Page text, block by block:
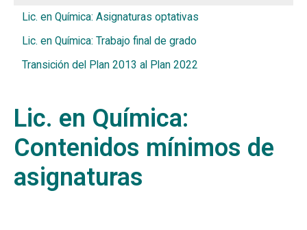
Lic. en Química: Asignaturas optativas
Lic. en Química: Trabajo final de grado
Transición del Plan 2013 al Plan 2022
Lic. en Química:
Contenidos mínimos de
asignaturas